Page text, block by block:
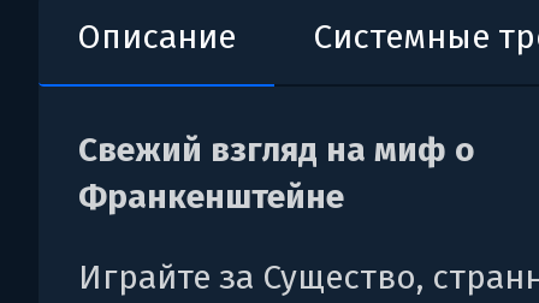
Описание Системные
Свежий взгляд на миф о
Франкенштейне
Играйте за Существо,